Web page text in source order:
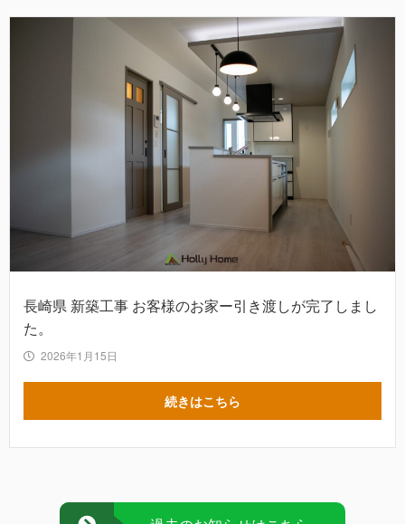
長崎県 新築工事 お客様のお家ー引き渡しが完了しまし
た。
2026年1月15日
続きはこちら